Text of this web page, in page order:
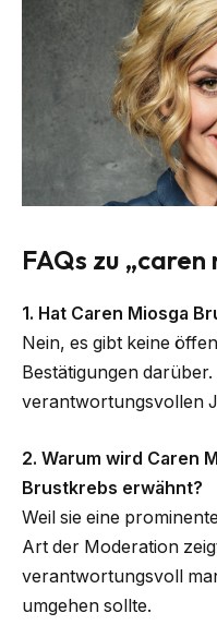
FAQs zu
1. Hat Caren Miosga
Nein, es gibt keine
Bestätigungen
verantwortungsvollen
2. Warum wird Caren
Brustkrebs erwähnt?
Weil sie eine
Art der Moderation
verantwortungsvoll
umgehen sollte.